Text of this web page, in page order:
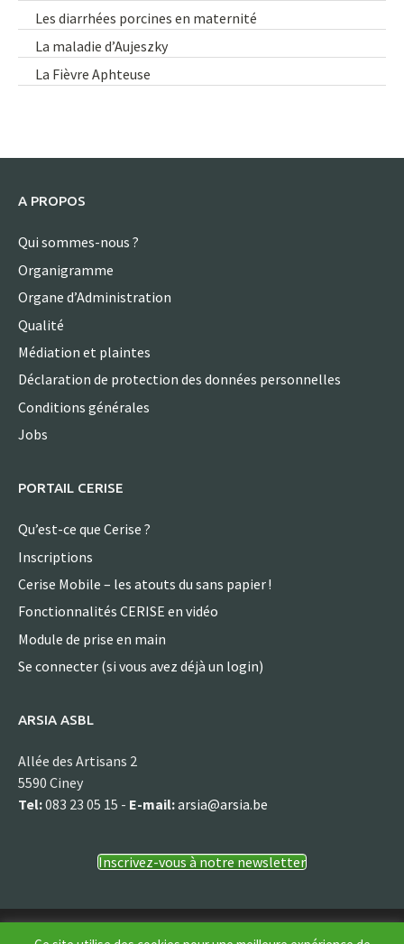
Les diarrhées porcines en maternité
La maladie d’Aujeszky
La Fièvre Aphteuse
A PROPOS
Qui sommes-nous ?
Organigramme
Organe d’Administration
Qualité
Médiation et plaintes
Déclaration de protection des données personnelles
Conditions générales
Jobs
PORTAIL CERISE
Qu’est-ce que Cerise ?
Inscriptions
Cerise Mobile – les atouts du sans papier !
Fonctionnalités CERISE en vidéo
Module de prise en main
Se connecter (si vous avez déjà un login)
ARSIA ASBL
Allée des Artisans 2
5590 Ciney
Tel:083 23 05 15 - E-mail:arsia@arsia.be
Inscrivez-vous à notre newsletter